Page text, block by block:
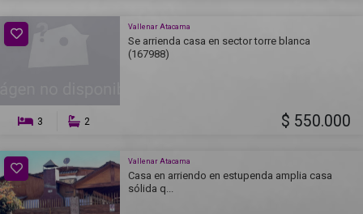
Vallenar Atacama
Se arrienda casa en sector torre blanca
(167988)
3 2 $ 550.000
Vallenar Atacama
Casa en arriendo en estupenda amplia casa
sólida q...